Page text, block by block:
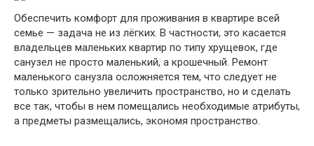
Обеспечить комфорт для проживания в квартире всей
семье — задача не из лёгких. В частности, это касается
владельцев маленьких квартир по типу хрущевок, где
санузел не просто маленький, а крошечный. Ремонт
маленького санузла осложняется тем, что следует не
только зрительно увеличить пространство, но и сделать
все так, чтобы в нем помещались необходимые атрибуты,
а предметы размещались, экономя пространство.